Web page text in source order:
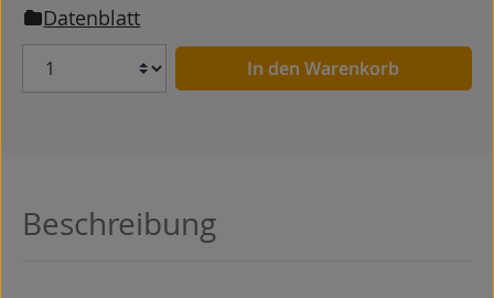
Datenblatt
Anzahl In den Warenkorb
Beschreibung